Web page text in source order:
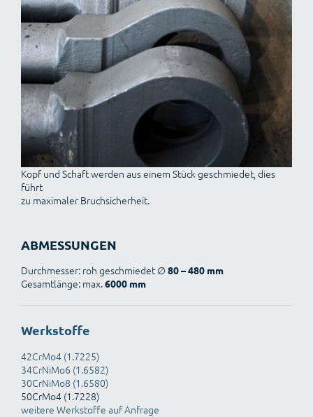
Kopf und Schaft werden aus einem Stück geschmiedet, dies
führt
zu maximaler Bruchsicherheit.
ABMESSUNGEN
Durchmesser: roh geschmiedet ∅ 80 – 480 mm
Gesamtlänge: max.6000 mm
Werkstoffe
42CrMo4 (1.7225)
34CrNiMo6 (1.6582)
30CrNiMo8 (1.6580)
50CrMo4 (1.7228)
weitere Werkstoffe auf Anfrage